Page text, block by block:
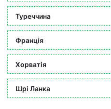
Туреччина
Франція
Хорватія
Шрі Ланка